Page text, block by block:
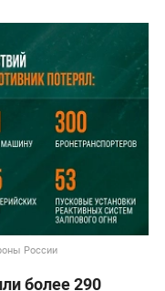
России
более 290